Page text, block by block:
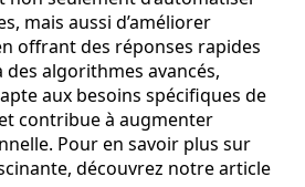
mais aussi d’améliorer
offrant des réponses rapides
des algorithmes avancés,
aux besoins spécifiques de
contribue à augmenter
Pour en savoir plus sur
découvrez notre article